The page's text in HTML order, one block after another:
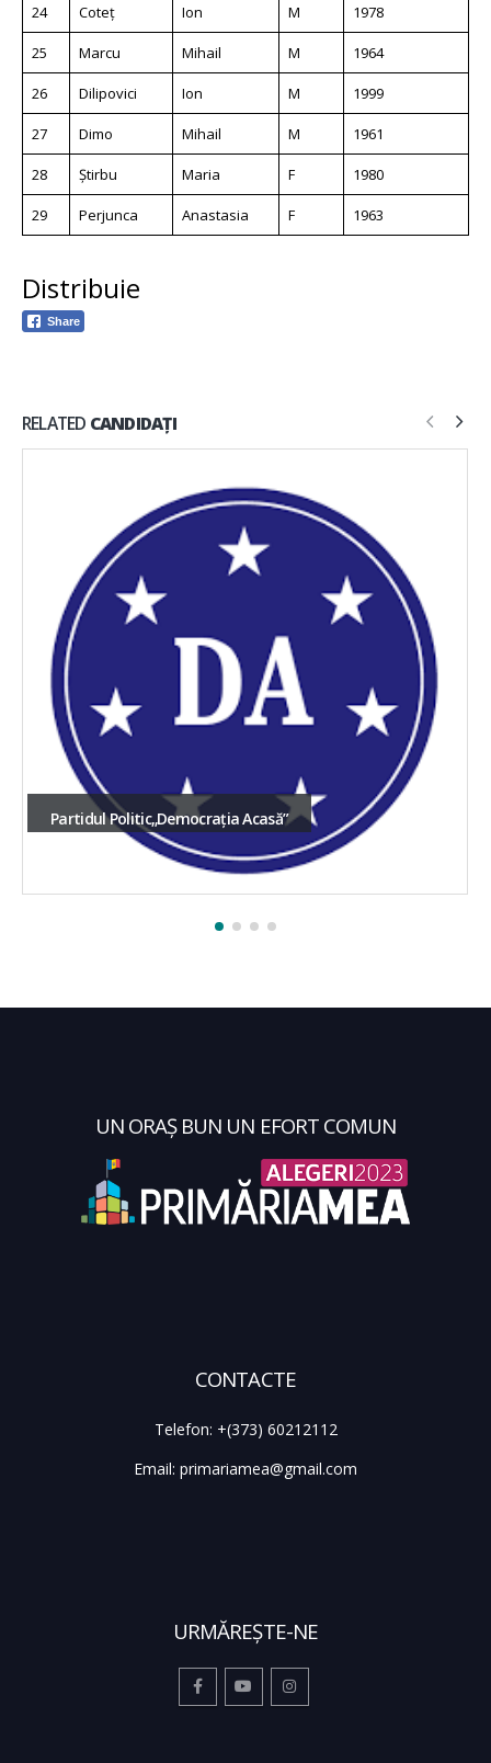
24 Coteț Ion M 1978
25 Marcu Mihail M 1964
26 Dilipovici Ion M 1999
27 Dimo Mihail M 1961
28 Știrbu Maria F 1980
29 Perjunca Anastasia F 1963
Distribuie
Share
RELATED CANDIDAȚI
Partidul Politic„Democrația Acasă”
UN ORAȘ BUN UN EFORT COMUN
CONTACTE
Telefon: +(373) 60212112
Email: primariamea@gmail.com
URMĂREŞTE-NE